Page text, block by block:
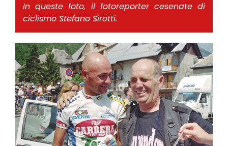
In queste foto, il fotoreporter cesenate di
ciclismo Stefano Sirotti.